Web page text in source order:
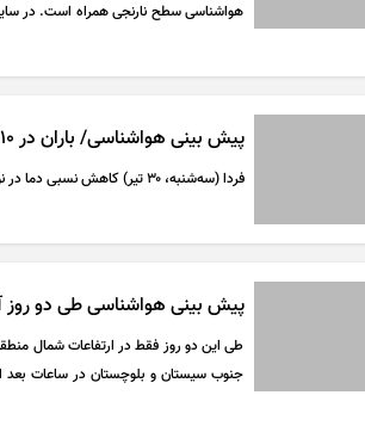
هواشناسی سطح نارنجی همراه است. در
پیش بینی هواشناسی/ باران در ۱۰ استان ادامه دارد
فردا (سه‌شنبه، ۳۰ تیر) کاهش نسبی دما در نوار شمالی کشور رخ خواهد داد.
پیش بینی هواشناسی طی دو روز
طی این دو روز فقط در ارتفاعات شمال
جنوب سیستان و بلوچستان در ساعات بعد